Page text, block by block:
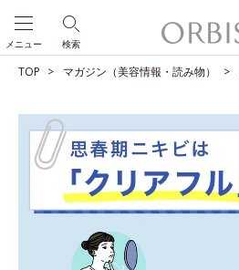
検索
メニュー
TOP マガジン（美容情報・読み物）